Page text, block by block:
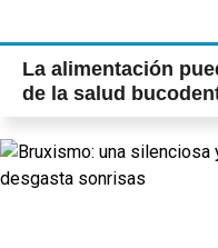
La alimentación
de la salud